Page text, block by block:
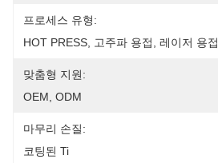
프로세스 유형:
HOT PRESS, 고주파 용접, 레이저 용접
맞춤형 지원:
OEM, ODM
마무리 손질:
코팅된 Ti